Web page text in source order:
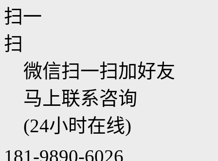
微信扫一扫加好友
马上联系咨询
(24小时在线)
181-9890-6026